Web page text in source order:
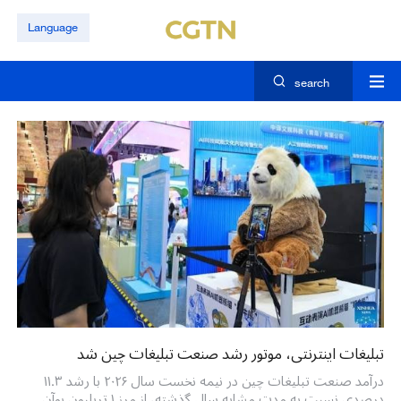
Language
search
تبلیغات اینترنتی، موتور رشد صنعت تبلیغات چین شد
درآمد صنعت تبلیغات چین در نیمه نخست سال ۲۰۲۶ با رشد ۱۱.۳